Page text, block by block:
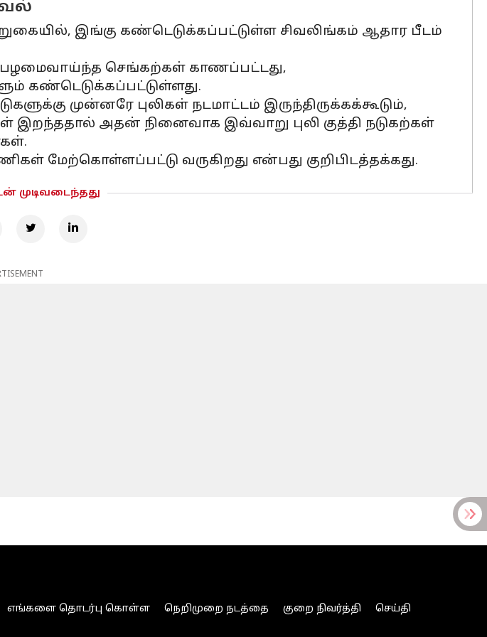
இங்கு கண்டெடுக்கப்பட்டுள்ள சிவலிங்கம் ஆதார பீடம்
பழமைவாய்ந்த செங்கற்கள் காணப்பட்டது,
கண்டெடுக்கப்பட்டுள்ளது.
முன்னரே புலிகள் நடமாட்டம் இருந்திருக்கக்கூடும்,
அதன் நினைவாக இவ்வாறு புலி குத்தி நடுகற்கள்
மேற்கொள்ளப்பட்டு வருகிறது என்பது குறிபிடத்தக்கது.
முடிவடைந்தது
எங்களை தொடர்பு கொள்ள நெறிமுறை நடத்தை குறை நிவர்த்தி
செய்தி